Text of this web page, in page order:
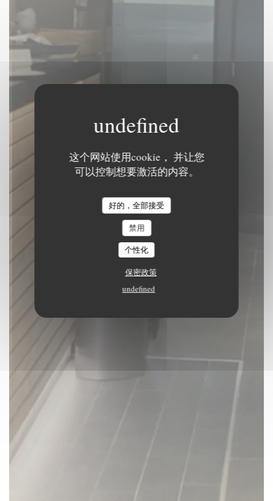
这个网站使用cookie， 并让您
可以控制想要激活的内容。
好的，全部接受
禁用
个性化
保密政策
undefined
Le Beffroi
传统餐厅|TOURNAI
预订餐位